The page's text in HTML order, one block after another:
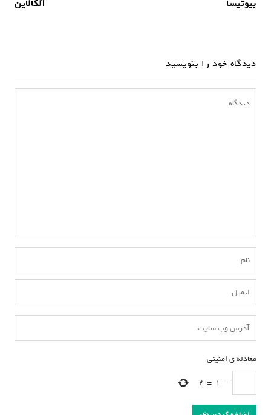
ه
ی
ن
آلکالاین
بیوتیسا
دیدگاه خود را بنویسید
معادله ی امنیتی
−
1
=
2